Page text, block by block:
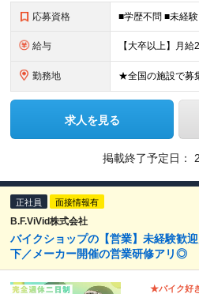
応募資格
給与
勤務地
求人を見る
掲載終了予定日：
正社員 面接情報有
B.F.ViVid株式会社
バイクショップの【営業】未経験歓
下／メーカー開催の営業研修アリ◎
★バイク好